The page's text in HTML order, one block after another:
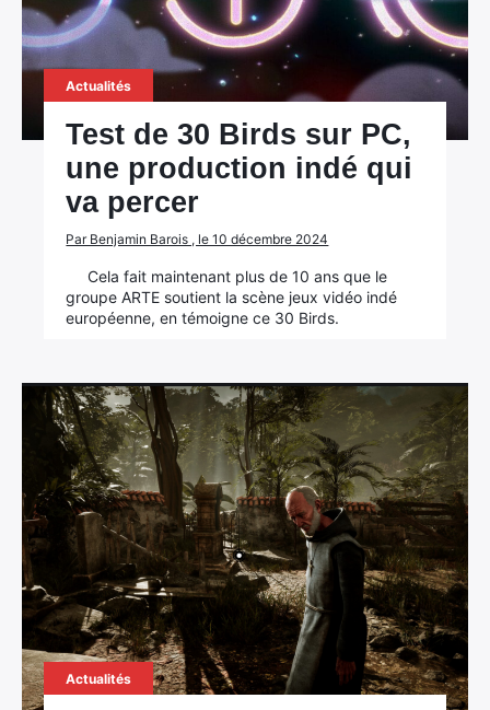
Actualités
Test de 30 Birds sur PC,
une production indé qui
va percer
Par Benjamin Barois , le 10 décembre 2024
Cela fait maintenant plus de 10 ans que le
groupe ARTE soutient la scène jeux vidéo indé
européenne, en témoigne ce 30 Birds.
Actualités